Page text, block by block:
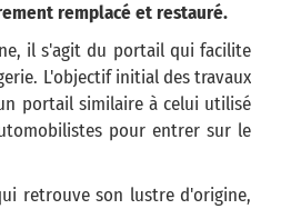
remplacé et restauré.
il s'agit du portail qui facilite
L'objectif initial des travaux
portail similaire à celui utilisé
pour entrer sur le
retrouve son lustre d'origine,